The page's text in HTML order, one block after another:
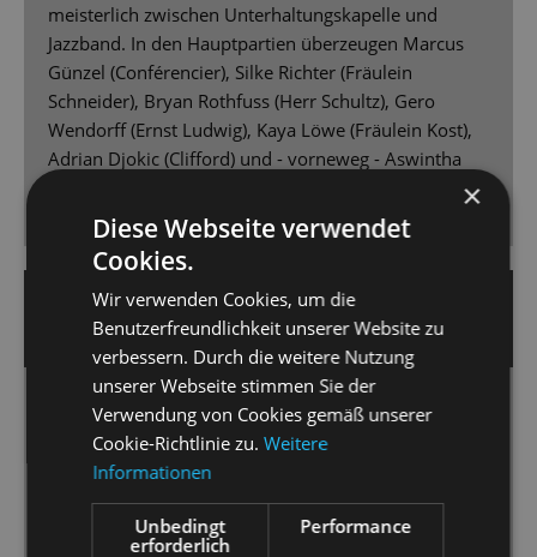
meisterlich zwischen Unterhaltungskapelle und
Jazzband. In den Hauptpartien überzeugen Marcus
Günzel (Conférencier), Silke Richter (Fräulein
Schneider), Bryan Rothfuss (Herr Schultz), Gero
Wendorff (Ernst Ludwig), Kaya Löwe (Fräulein Kost),
Adrian Djokic (Clifford) und - vorneweg - Aswintha
Nachtclub-Röhre. Bravo!
19. April 2025 | Nicole Czerwinka
DRESDNER NEUESTE NACHRICHTEN
Welt im Wandel
Matthias Reichwald zeigt „Cabaret“ an der
Staatsoperette als zeitloses Gesellschaftsstück.
[...] Das Orchester der Staatsoperette Dresden [...]
×
Diese Webseite verwendet
Cookies.
Wir verwenden Cookies, um die
Benutzerfreundlichkeit unserer Website zu
verbessern. Durch die weitere Nutzung
unserer Webseite stimmen Sie der
Verwendung von Cookies gemäß unserer
Cookie-Richtlinie zu.Weitere
Informationen
Unbedingt
erforderlich
Performance